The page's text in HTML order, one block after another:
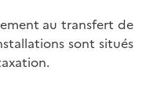
au transfert de
sont situés